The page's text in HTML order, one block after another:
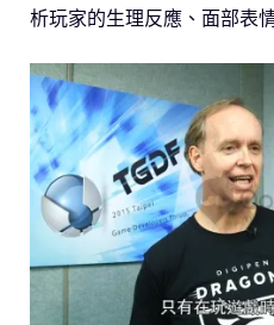
析玩家的生理反應、面部表